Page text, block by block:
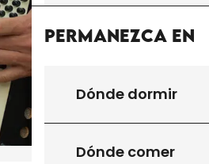
Permanezca en
Dónde dormir
Dónde comer